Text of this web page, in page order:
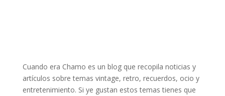
Cuando era Chamo es un blog que recopila noticias y
artículos sobre temas vintage, retro, recuerdos, ocio y
entretenimiento. Si ye gustan estos temas tienes que